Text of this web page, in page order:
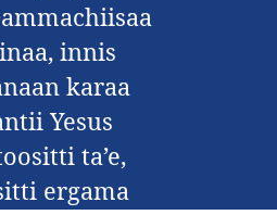
innis
karaa
Yesus
ta’e,
ergama